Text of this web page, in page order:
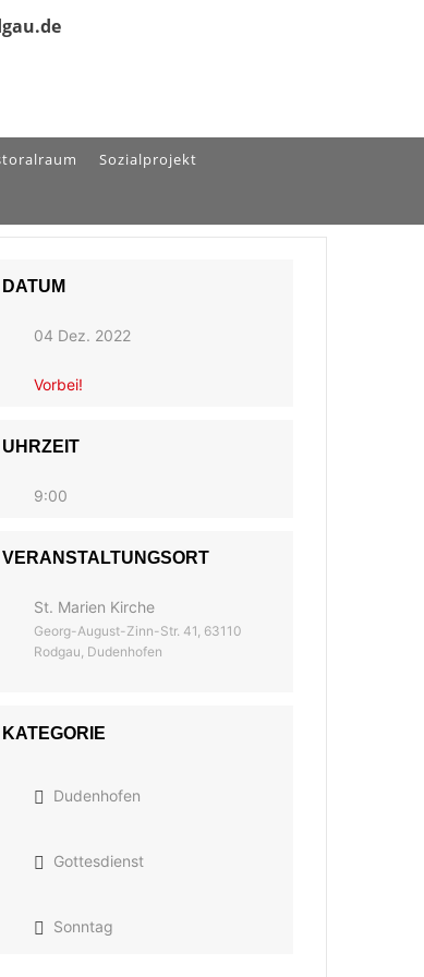
Sozialprojekt
DATUM
04 Dez. 2022
Vorbei!
UHRZEIT
9:00
VERANSTALTUNGSORT
St. Marien Kirche
Georg-August-Zinn-Str. 41, 63110
Rodgau, Dudenhofen
KATEGORIE
Dudenhofen
Gottesdienst
Sonntag